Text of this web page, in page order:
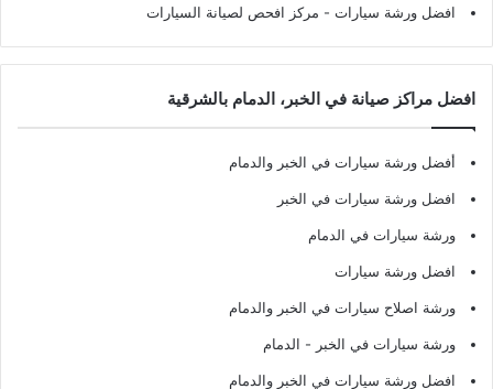
افضل ورشة سيارات - مركز افحص لصيانة السيارات
افضل مراكز صيانة في الخبر، الدمام بالشرقية
أفضل ورشة سيارات في الخبر والدمام
افضل ورشة سيارات في الخبر
ورشة سيارات في الدمام
افضل ورشة سيارات
ورشة اصلاح سيارات في الخبر والدمام
ورشة سيارات في الخبر - الدمام
افضل ورشة سيارات في الخبر والدمام